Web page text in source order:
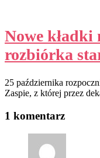
Nowe kładki
rozbiórka
25 października
Zaspie, z której przez
1 komentarz